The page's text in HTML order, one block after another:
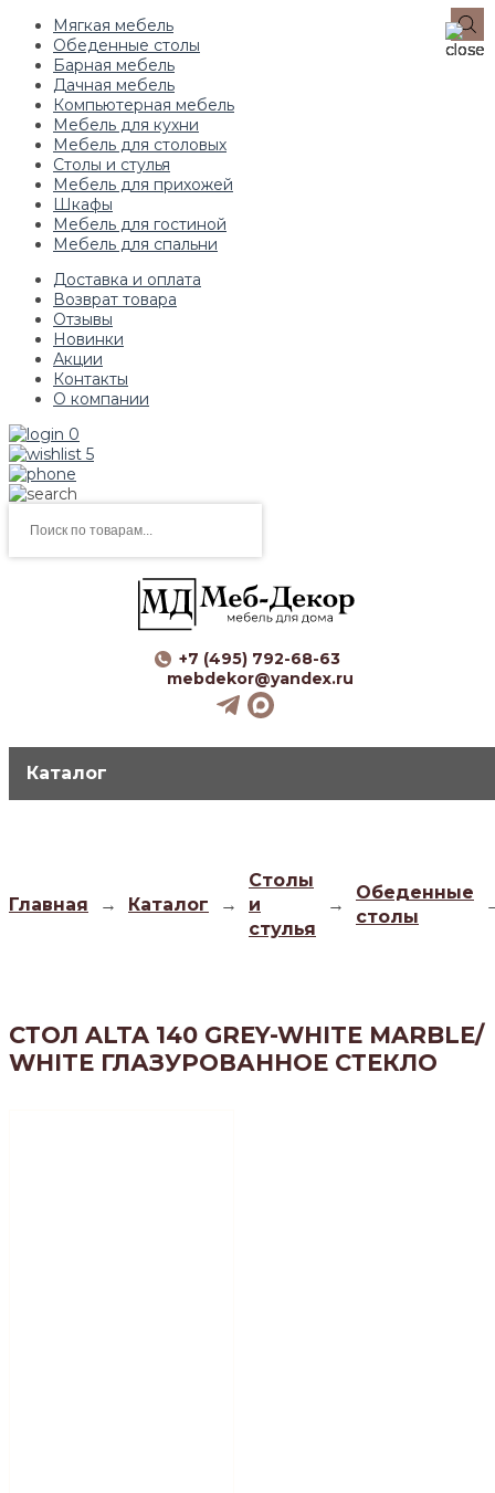
Мягкая мебель
Обеденные столы
Барная мебель
Дачная мебель
Компьютерная мебель
Мебель для кухни
Мебель для столовых
Столы и стулья
Мебель для прихожей
Шкафы
Мебель для гостиной
Мебель для спальни
Доставка и оплата
Возврат товара
Отзывы
Новинки
Акции
Контакты
О компании
0
5
товаров
+7 (495) 792-68-63
mebdekor@yandex.ru
Каталог
Главная → Каталог →
Столы
и
стулья
→
Обеденные
столы
СТОЛ ALTA 140 GREY-WHITE MARBLE/
WHITE ГЛАЗУРОВАННОЕ СТЕКЛО